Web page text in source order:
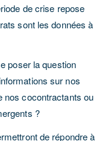
de crise repose
sont les données à
poser la question
sur nos
nos cocontractants ou
?
de répondre à